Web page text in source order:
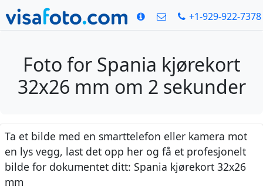
+1-929-922-7378
Foto for Spania kjørekort
32x26 mm om 2 sekunder
Ta et bilde med en smarttelefon eller kamera mot
en lys vegg, last det opp her og få et profesjonelt
bilde for dokumentet ditt: Spania kjørekort 32x26
mm